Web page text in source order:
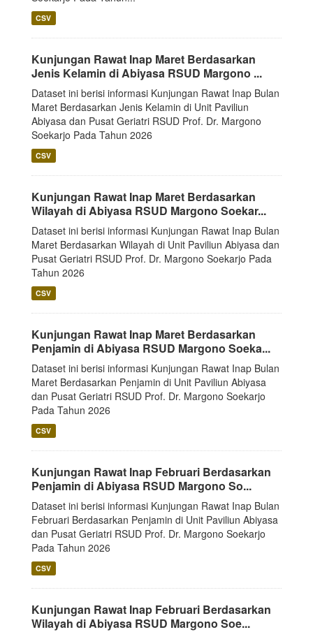
CSV
Kunjungan Rawat Inap Maret Berdasarkan
Jenis Kelamin di Abiyasa RSUD Margono ...
Dataset ini berisi informasi Kunjungan Rawat Inap Bulan
Maret Berdasarkan Jenis Kelamin di Unit Paviliun
Abiyasa dan Pusat Geriatri RSUD Prof. Dr. Margono
Soekarjo Pada Tahun 2026
CSV
Kunjungan Rawat Inap Maret Berdasarkan
Wilayah di Abiyasa RSUD Margono Soekar...
Dataset ini berisi informasi Kunjungan Rawat Inap Bulan
Maret Berdasarkan Wilayah di Unit Paviliun Abiyasa dan
Pusat Geriatri RSUD Prof. Dr. Margono Soekarjo Pada
Tahun 2026
CSV
Kunjungan Rawat Inap Maret Berdasarkan
Penjamin di Abiyasa RSUD Margono Soeka...
Dataset ini berisi informasi Kunjungan Rawat Inap Bulan
Maret Berdasarkan Penjamin di Unit Paviliun Abiyasa
dan Pusat Geriatri RSUD Prof. Dr. Margono Soekarjo
Pada Tahun 2026
CSV
Kunjungan Rawat Inap Februari Berdasarkan
Penjamin di Abiyasa RSUD Margono So...
Dataset ini berisi informasi Kunjungan Rawat Inap Bulan
Februari Berdasarkan Penjamin di Unit Paviliun Abiyasa
dan Pusat Geriatri RSUD Prof. Dr. Margono Soekarjo
Pada Tahun 2026
CSV
Kunjungan Rawat Inap Februari Berdasarkan
Wilayah di Abiyasa RSUD Margono Soe...